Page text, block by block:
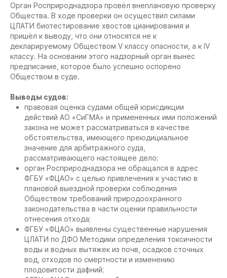
Орган Росприроднадзора провёл внеплановую проверку
Общества. В ходе проверки он осуществил силами
ЦЛАТИ биотестирование хвостов цианирования и
пришёл к выводу, что они относятся не к
декларируемому Обществом V классу опасности, а к IV
классу. На основании этого надзорный орган вынес
предписание, которое было успешно оспорено
Обществом в суде.
Выводы судов:
правовая оценка судами общей юрисдикции
действий АО «СиГМА» и примененных ими положений
закона не может рассматриваться в качестве
обстоятельства, имеющего преюдициальное
значение для арбитражного суда,
рассматривающего настоящее дело;
орган Росприроднадзора не обращался в адрес
ФГБУ «ФЦАО» с целью привлечения к участию в
плановой выездной проверки соблюдения
Обществом требований природоохранного
законодательства в части оценки правильности
отнесения отхода;
ФГБУ «ФЦАО» выявлены существенные нарушения
ЦЛАТИ по ДФО Методики определения токсичности
воды и водных вытяжек из почв, осадков сточных
вод, отходов по смертности и изменению
плодовитости дафний;